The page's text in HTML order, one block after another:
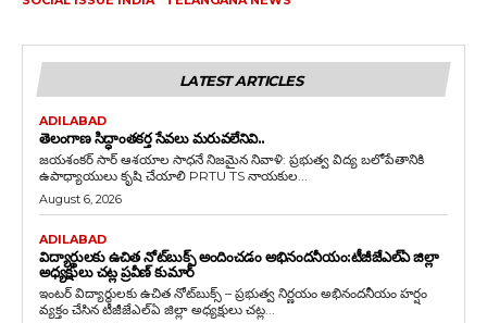
LATEST ARTICLES
ADILABAD
తెలంగాణ సిద్ధాంతకర్త సేవలు మరువలేనివి..
జయశంకర్ సార్ ఆశయాల సాధనే నిజమైన నివాళి: ప్రభుత్వ విద్య బలోపేతానికి
ఉపాధ్యాయులు కృషి చేయాలి PRTU TS నాయకుల...
August 6, 2026
ADILABAD
విద్యార్థులకు ఉచిత నోట్‌బుక్స్ అందించడం అభినందనీయం:టీజీజేఎల్‌ఏ జిల్లా
అధ్యక్షులు చట్ల ప్రవీణ్ కుమార్
ఇంటర్ విద్యార్థులకు ఉచిత నోట్‌బుక్స్ – ప్రభుత్వ నిర్ణయం అభినందనీయం హర్షం
వ్యక్తం చేసిన టీజీజేఎల్‌ఏ జిల్లా అధ్యక్షులు చట్ల...